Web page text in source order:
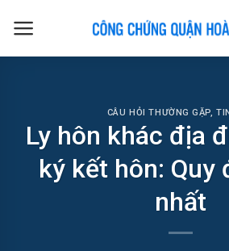
CÂU HỎI THƯỜNG GẶP,
Ly hôn khác địa
ký kết hôn: Quy
nhất